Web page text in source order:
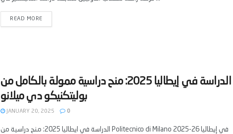
READ MORE
‫الدراسة في إيطاليا 2025: منح دراسية ممولة بالكامل من
JANUARY 20, 2025 0
الدراسة في ايطاليا 2025: منح دراسية من Politecnico di Milano 2025-26 في إيطاليا